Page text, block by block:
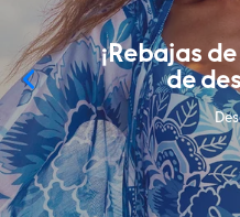
¡Rebajas
de
Descubre